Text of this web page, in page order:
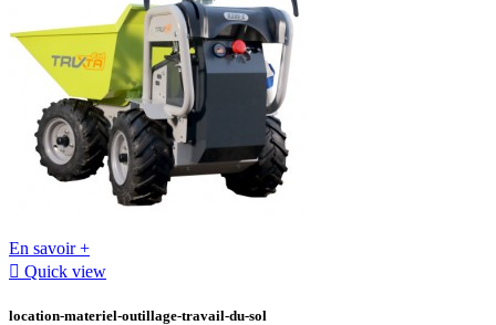
En savoir +
 Quick view
location-materiel-outillage-travail-du-sol